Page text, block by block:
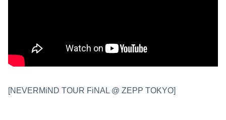
[NEVERMiND TOUR FiNAL @ ZEPP TOKYO]